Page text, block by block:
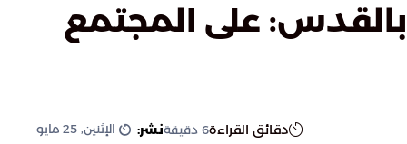
على المجتمع
دقائق القراءة6 دقيقةنشر: الإثنين, 25 مايو